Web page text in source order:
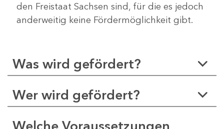
den Freistaat Sachsen sind, für die es jedoch
anderweitig keine Fördermöglichkeit gibt.
Was wird gefördert?
Wer wird gefördert?